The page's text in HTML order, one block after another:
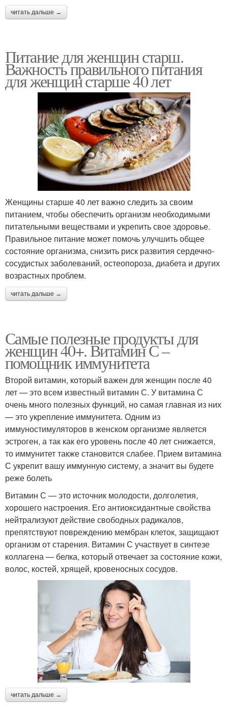
читать дальше →
Питание для женщин старш.
Важность правильного питания
для женщин старше 40 лет
Женщины старше 40 лет важно следить за своим
питанием, чтобы обеспечить организм необходимыми
питательными веществами и укрепить свое здоровье.
Правильное питание может помочь улучшить общее
состояние организма, снизить риск развития сердечно-
сосудистых заболеваний, остеопороза, диабета и других
возрастных проблем.
читать дальше →
Самые полезные продукты для
женщин 40+. Витамин С –
помощник иммунитета
Второй витамин, который важен для женщин после 40
лет — это всем известный витамин С. У витамина С
очень много полезных функций, но самая главная из них
— это укрепление иммунитета. Одним из
иммуностимуляторов в женском организме является
эстроген, а так как его уровень после 40 лет снижается,
то иммунитет также становится слабее. Прием витамина
С укрепит вашу иммунную систему, а значит вы будете
реже болеть
Витамин С — это источник молодости, долголетия,
хорошего настроения. Его антиоксидантные свойства
нейтрализуют действие свободных радикалов,
препятствуют повреждению мембран клеток, защищают
организм от старения. Витамин С участвует в синтезе
коллагена — белка, который отвечает за состояние кожи,
волос, костей, хрящей, кровеносных сосудов.
читать дальше →